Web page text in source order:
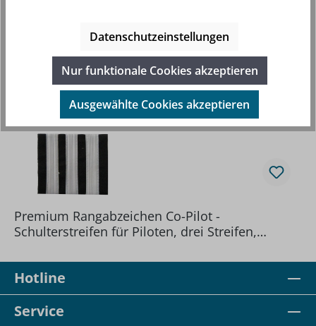
Produktgalerie überspringen
Beliebte Artikel
Premium Rangabzeichen Co-Pilot -
Schulterstreifen für Piloten, drei Streifen,
Hotline
Service
Datenschutzeinstellungen
Nur funktionale Cookies akzeptieren
Ausgewählte Cookies akzeptieren